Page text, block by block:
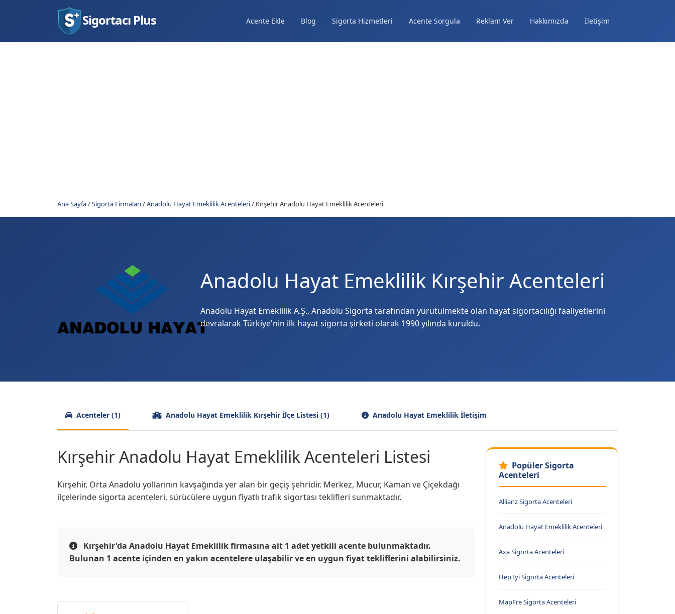
Sigortacı Plus Acente Ekle Blog Sigorta Hizmetleri Acente Sorgula Reklam Ver Hakkımızda İletişim
Ana Sayfa/Sigorta Firmaları/Anadolu Hayat Emeklilik Acenteleri/ Kırşehir Anadolu Hayat Emeklilik Acenteleri
Anadolu Hayat Emeklilik Kırşehir Acenteleri
Anadolu Hayat Emeklilik A.Ş., Anadolu Sigorta tarafından yürütülmekte olan hayat sigortacılığı faaliyetlerini
devralarak Türkiye'nin ilk hayat sigorta şirketi olarak 1990 yılında kuruldu.
Acenteler (1) Anadolu Hayat Emeklilik Kırşehir İlçe Listesi (1) Anadolu Hayat Emeklilik İletişim
Kırşehir Anadolu Hayat Emeklilik Acenteleri Listesi
Kırşehir, Orta Anadolu yollarının kavşağında yer alan bir geçiş şehridir. Merkez, Mucur, Kaman ve Çiçekdağı
ilçelerinde sigorta acenteleri, sürücülere uygun fiyatlı trafik sigortası teklifleri sunmaktadır.
Kırşehir'da Anadolu Hayat Emeklilik firmasına ait 1 adet yetkili acente bulunmaktadır.
Bulunan 1 acente içinden en yakın acentelere ulaşabilir ve en uygun fiyat tekliflerini alabilirsiniz.
Popüler Sigorta
Acenteleri
Allianz Sigorta Acenteleri
Anadolu Hayat Emeklilik Acenteleri
Axa Sigorta Acenteleri
Hep İyi Sigorta Acenteleri
MapFre Sigorta Acenteleri